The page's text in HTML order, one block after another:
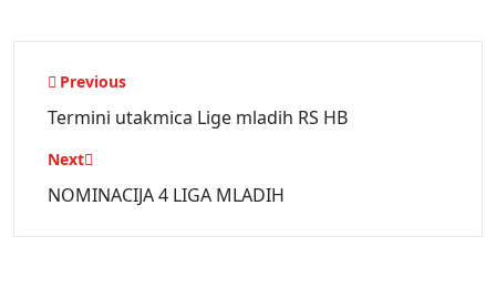
Navigacija
objava
Previous
Termini utakmica Lige mladih RS HB
Next
NOMINACIJA 4 LIGA MLADIH